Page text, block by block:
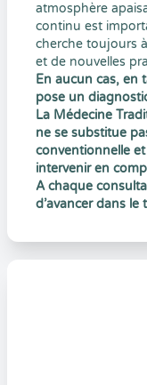
atmosphère
continu est
cherche toujours
et de nouvelles
En aucun cas, en
pose un
La Médecine
ne se substitue
conventionnelle
intervenir en
A chaque
d’avancer dans le